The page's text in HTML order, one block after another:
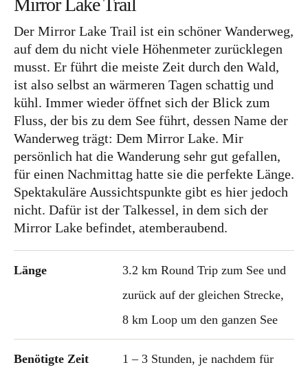
Ich bin Anna, in Norddeutschland aufgewachsen
und leidenschaftliche Bloggerin, und schreibe auf
diesem meinem Blog über das Wandern, das
Reisen und Food. Wenn du dich für diese Themen
interessierst, dann bist du hier genau richtig.
Herzlich willkommen!
Impressum|Datenschutz
Mirror Lake Trail
Der Mirror Lake Trail ist ein schöner Wanderweg,
auf dem du nicht viele Höhenmeter zurücklegen
musst. Er führt die meiste Zeit durch den Wald,
ist also selbst an wärmeren Tagen schattig und
kühl. Immer wieder öffnet sich der Blick zum
Fluss, der bis zu dem See führt, dessen Name der
Wanderweg trägt: Dem Mirror Lake. Mir
persönlich hat die Wanderung sehr gut gefallen,
für einen Nachmittag hatte sie die perfekte Länge.
Spektakuläre Aussichtspunkte gibt es hier jedoch
nicht. Dafür ist der Talkessel, in dem sich der
Mirror Lake befindet, atemberaubend.
Länge
3.2 km Round Trip zum See und
zurück auf der gleichen Strecke,
8 km Loop um den ganzen See
Benötigte Zeit
1 – 3 Stunden, je nachdem für